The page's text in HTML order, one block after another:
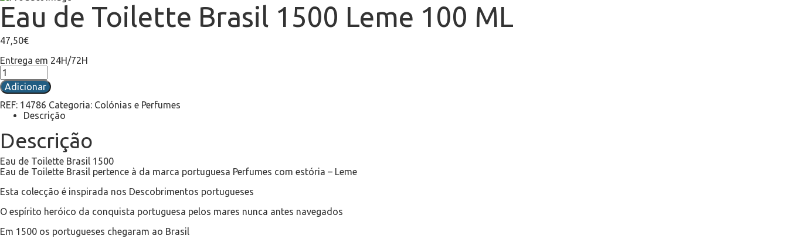
Eau de Toilette Brasil 1500 Leme 100 ML
47,50€
Entrega em 24H/72H
Adicionar
REF: 14786 Categoria: Colónias e Perfumes
Descrição
Descrição
Eau de Toilette Brasil 1500
Eau de Toilette Brasil pertence à da marca portuguesa Perfumes com estória – Leme
Esta colecção é inspirada nos Descobrimentos portugueses
O espírito heróico da conquista portuguesa pelos mares nunca antes navegados
Em 1500 os portugueses chegaram ao Brasil